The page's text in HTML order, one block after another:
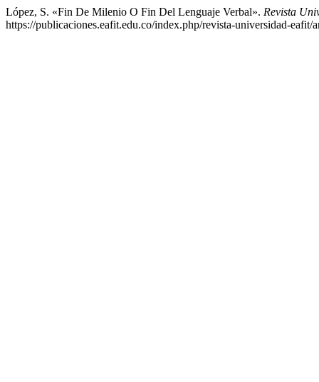
López, S. «Fin De Milenio O Fin Del Lenguaje Verbal». Revista
https://publicaciones.eafit.edu.co/index.php/revista-universidad-eafit/